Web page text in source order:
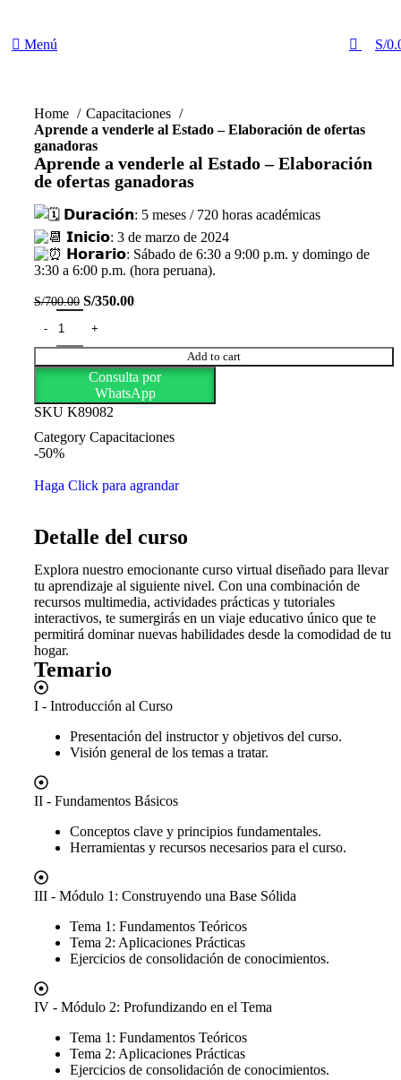
Menú S/
Home
Capacitaciones
Aprende a venderle al Estado – Elaboración de ofertas
ganadoras
Aprende a venderle al Estado – Elaboración
de ofertas ganadoras
𝗗𝘂𝗿𝗮𝗰𝗶𝗼́𝗻: 5 meses / 720 horas académicas
𝗜𝗻𝗶𝗰𝗶𝗼: 3 de marzo de 2024
𝗛𝗼𝗿𝗮𝗿𝗶𝗼: Sábado de 6:30 a 9:00 p.m. y domingo de
3:30 a 6:00 p.m. (hora peruana).
S/700.00 S/350.00
Add to cart
Consulta por
WhatsApp
SKU K89082
Category Capacitaciones
-50%
Haga Click para agrandar
Detalle del curso
Explora nuestro emocionante curso virtual diseñado para llevar
tu aprendizaje al siguiente nivel. Con una combinación de
recursos multimedia, actividades prácticas y tutoriales
interactivos, te sumergirás en un viaje educativo único que te
permitirá dominar nuevas habilidades desde la comodidad de tu
hogar.
Temario
I - Introducción al Curso
Presentación del instructor y objetivos del curso.
Visión general de los temas a tratar.
II - Fundamentos Básicos
Conceptos clave y principios fundamentales.
Herramientas y recursos necesarios para el curso.
III - Módulo 1: Construyendo una Base Sólida
Tema 1: Fundamentos Teóricos
Tema 2: Aplicaciones Prácticas
Ejercicios de consolidación de conocimientos.
IV - Módulo 2: Profundizando en el Tema
Tema 1: Fundamentos Teóricos
Tema 2: Aplicaciones Prácticas
Ejercicios de consolidación de conocimientos.